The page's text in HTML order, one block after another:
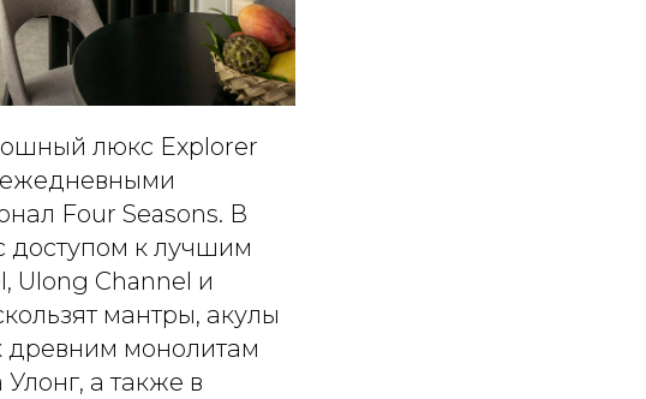
люкс Explorer
ежедневными
Four Seasons. В
доступом к лучшим
Ulong Channel и
мантры, акулы
древним монолитам
а также в